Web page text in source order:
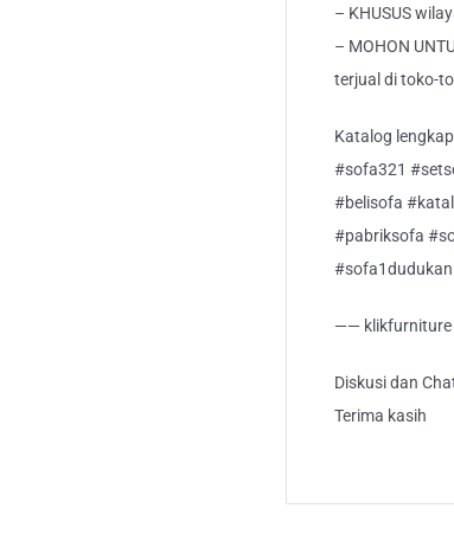
– KHUSUS
– MOHON
terjual di toko-
Katalog
#sofa321
#belisofa
#pabriksofa
#sofa1dudukan
—— klikfurniture
Diskusi dan
Terima kasih